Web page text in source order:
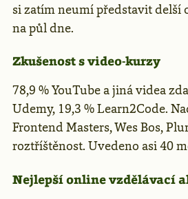
si zatím neumí představit delší
na půl dne.
Zkušenost s video-kurzy
78,9 % YouTube a jiná videa
Udemy, 19,3 % Learn2Code.
Frontend Masters, Wes Bos,
roztříštěnost. Uvedeno asi 40
Nejlepší online vzdělávací